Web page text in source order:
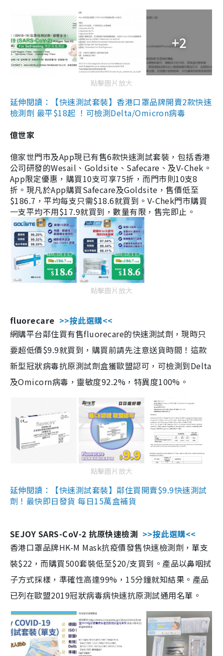
+2
點擊圖片放大
延伸閱讀：【快速測試套裝】香港口罩品牌開賣2款快速
檢測劑 最平$18起 ！可檢測Delta/Omicron病毒
億世家
億家世門市及App現已有售6款快速測試套裝，包括香港
公司研發的Wesail、Goldsite、Safecare、及V-Chek。
App限定優惠，購買10支可享75折，而門市則10支8
折。現凡於App購買Safecare及Goldsite，售價低至
$186.7，平均每支只需$18.6就買到。V-Chek門市購買
一支平均不用$17.9就買到，數量有限，售完即止。
點擊圖片放大
fluorecare >>按此選購<<
網購平台鄰住買有售fluorecare的快速測試劑，現時只
要超低價$9.9就買到，購買前請先注意送貨時間！這款
新型冠狀病毒抗原測試劑盒獲歐盟認可，可檢測到Delta
及Omicorn病毒，靈敏度92.2%，特異度100%。
點擊圖片放大
延伸閱讀：【快速測試套裝】鄰住買開賣$9.9快速測試
劑！最快即日發貨 每日15萬盒補貨
SEJOY SARS-CoV-2 抗原快速檢測 >>按此選購<<
香港口罩品牌HK-M Mask抗疫價發售快速檢測劑，單支
裝$22，而購買500套裝低至$20/支買到。產品以鼻咽拭
子方式採樣，準確性高達99%，15分鐘就知結果。產品
已列在歐盟2019冠狀病毒病快速抗原測試通用名單。